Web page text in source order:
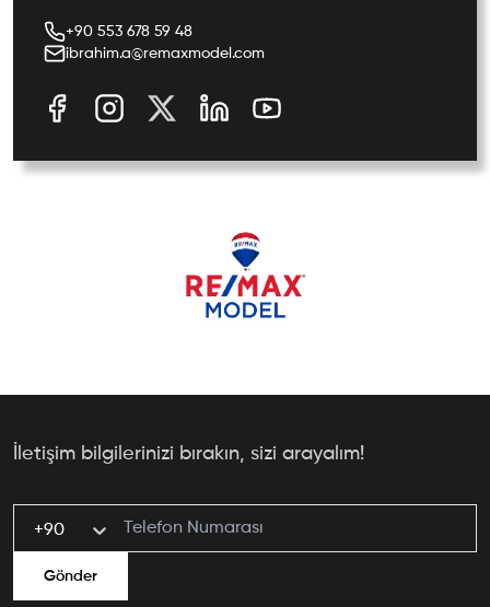
ibrahim.a@remaxmodel.com
İletişim bilgilerinizi bırakın, sizi arayalım!
+90
Gönder